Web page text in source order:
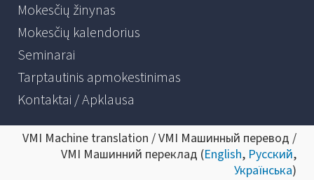
Mokesčių žinynas
Mokesčių kalendorius
Seminarai
Tarptautinis apmokestinimas
Kontaktai / Apklausa
VMI Machine translation / VMI Машинный перевод /
VMI Машинний переклад (English, Русский,
Українська)